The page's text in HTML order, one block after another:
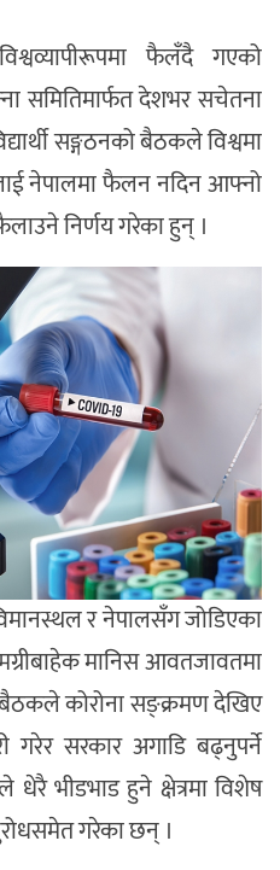
फैलँदै गएको
समितिमार्फत देशभर सचेतना
सङ्गठनको बैठकले विश्वमा
नेपालमा फैलन नदिन आफ्नो
निर्णय गरेका हुन् ।
र नेपालसँग जोडिएका
मानिस आवतजावतमा
कोरोना सङ्क्रमण देखिए
गरेर सरकार अगाडि बढ्नुपर्ने
धेरै भीडभाड हुने क्षेत्रमा विशेष
गरेका छन् ।